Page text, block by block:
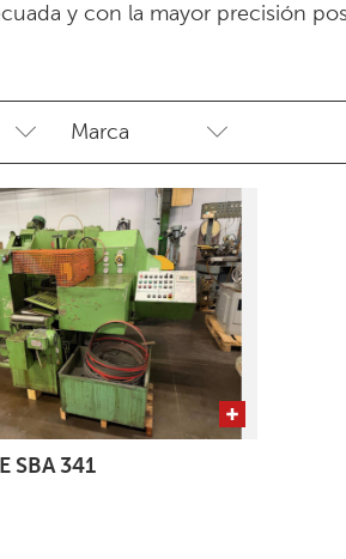
y con la mayor precisión
SBA 341